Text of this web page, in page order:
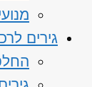
גירים